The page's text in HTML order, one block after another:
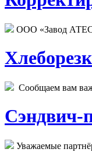
ООО «Завод
Сообщаем вам
Сэндвич-
Уважаемые